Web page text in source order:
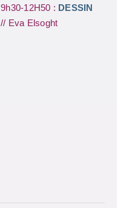
9h30-12H50 : DESSIN
// Eva Elsoght